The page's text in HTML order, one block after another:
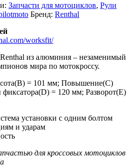
Запчасти для мотоциклов, Рули
Бренд: Renthal
worksfit/
из алюминия – незаменимый
мира по мотокроссу.
= 101 мм; Повышение(C)
= 120 мм; Разворот(Е)
установки с одним болтом
и ударам
для кроссовых мотоциклов